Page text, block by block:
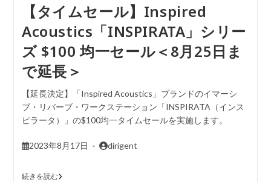
【タイムセール】Inspired
Acoustics「INSPIRATA」シリー
ズ $100 均一セール＜8月25日ま
で延長＞
【延長決定】「Inspired Acoustics」ブランドのイマーシ
ブ・リバーブ・ワークステーション「INSPIRATA（インス
ピラータ）」の$100均一タイムセールを実施します。
2023年8月17日 dirigent
続きを読む